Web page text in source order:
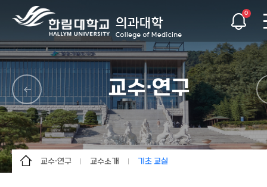
0
교수·연구
교수·연구 교수소개 기초 교실